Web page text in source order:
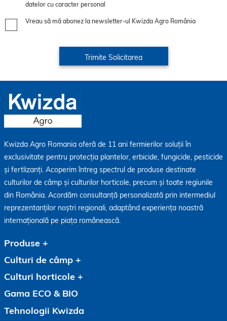
datelor cu caracter personal
Vreau să mă abonez la newsletter-ul Kwizda Agro România
Kwizda Agro Romania oferă de 11 ani fermierilor soluții în
exclusivitate pentru protecția plantelor, erbicide, fungicide, pesticide
și fertlizanți. Acoperim întreg spectrul de produse destinate
culturilor de câmp și culturilor horticole, precum și toate regiunile
din România. Acordăm consultanță personalizată prin intermediul
reprezentanților noștri regionali, adaptând experiența noastră
internațională pe piața românească.
Produse
Culturi de câmp
Culturi horticole
Gama ECO & BIO
Tehnologii Kwizda